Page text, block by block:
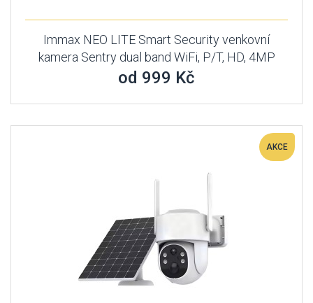
Immax NEO LITE Smart Security venkovní
kamera Sentry dual band WiFi, P/T, HD, 4MP
od 999 Kč
AKCE